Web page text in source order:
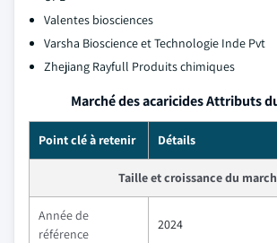
Valentes biosciences
Varsha Bioscience et Technologie Inde Pvt
Zhejiang Rayfull Produits chimiques
Marché des acaricides Attributs
Point clé à retenir Détails
Taille et croissance du
Année de
référence
2024